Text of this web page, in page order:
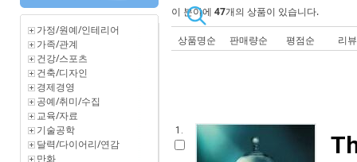
가정/원예/인테리어
가족/관계
건강/스포츠
건축/디자인
경제경영
공예/취미/수집
교육/자료
기술공학
달력/다이어리/연감
만화
이 분야에 47개의 상품이 있습니다.
상품명순 판매량순 평점순 리
1.